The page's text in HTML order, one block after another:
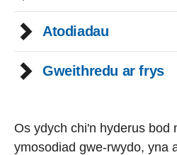
Atodiadau
Gweithredu ar frys
Os ydych chi'n hyderus bod
ymosodiad gwe-rwydo, yna